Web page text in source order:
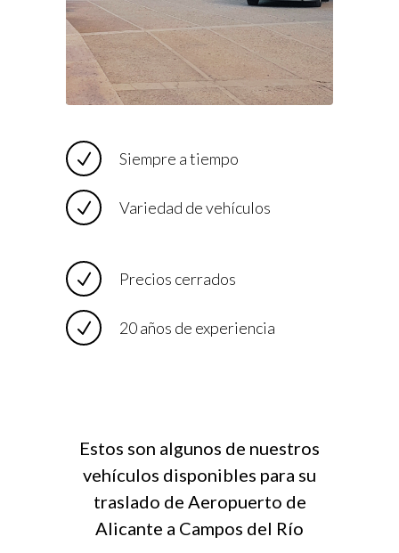
Siempre a tiempo
Variedad de vehículos
Precios cerrados
20 años de experiencia
Estos son algunos de nuestros
vehículos disponibles para su
traslado de Aeropuerto de
Alicante a Campos del Río